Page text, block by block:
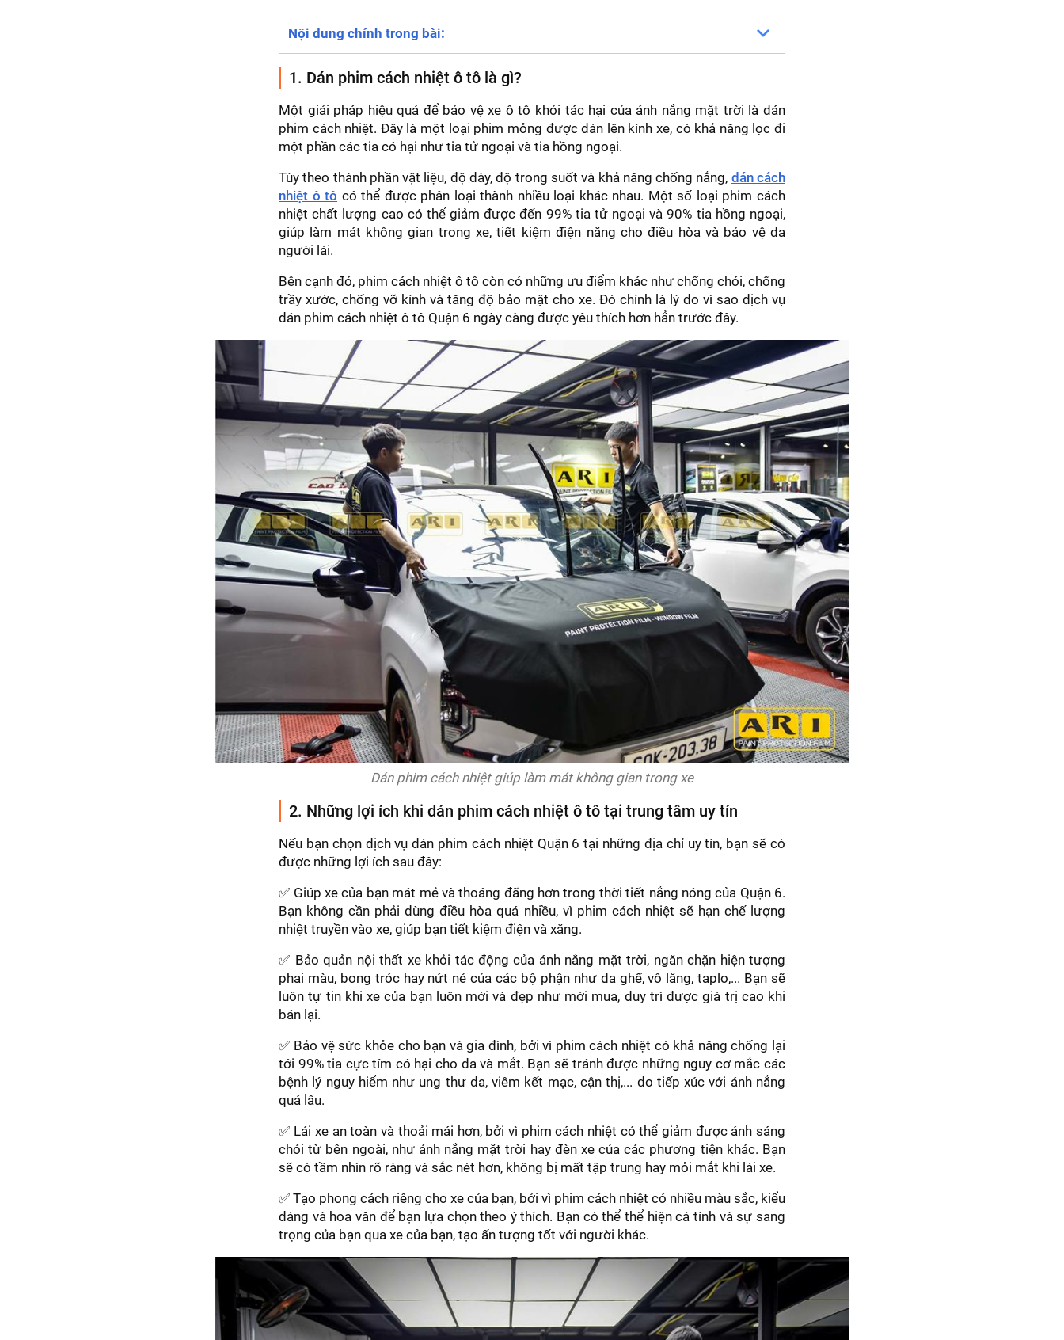
Nội dung chính trong bài:
1. Dán phim cách nhiệt ô tô là gì?
Một giải pháp hiệu quả để bảo vệ xe ô tô khỏi tác hại của ánh nắng mặt trời là dán
phim cách nhiệt. Đây là một loại phim mỏng được dán lên kính xe, có khả năng lọc đi
một phần các tia có hại như tia tử ngoại và tia hồng ngoại.
Tùy theo thành phần vật liệu, độ dày, độ trong suốt và khả năng chống nắng, dán cách
nhiệt ô tô có thể được phân loại thành nhiều loại khác nhau. Một số loại phim cách
nhiệt chất lượng cao có thể giảm được đến 99% tia tử ngoại và 90% tia hồng ngoại,
giúp làm mát không gian trong xe, tiết kiệm điện năng cho điều hòa và bảo vệ da
người lái.
Bên cạnh đó, phim cách nhiệt ô tô còn có những ưu điểm khác như chống chói, chống
trầy xước, chống vỡ kính và tăng độ bảo mật cho xe. Đó chính là lý do vì sao dịch vụ
dán phim cách nhiệt ô tô Quận 6 ngày càng được yêu thích hơn hẳn trước đây.
Dán phim cách nhiệt giúp làm mát không gian trong xe
2. Những lợi ích khi dán phim cách nhiệt ô tô tại trung tâm uy tín
Nếu bạn chọn dịch vụ dán phim cách nhiệt Quận 6 tại những địa chỉ uy tín, bạn sẽ có
được những lợi ích sau đây:
✅ Giúp xe của bạn mát mẻ và thoáng đãng hơn trong thời tiết nắng nóng của Quận 6.
Bạn không cần phải dùng điều hòa quá nhiều, vì phim cách nhiệt sẽ hạn chế lượng
nhiệt truyền vào xe, giúp bạn tiết kiệm điện và xăng.
✅ Bảo quản nội thất xe khỏi tác động của ánh nắng mặt trời, ngăn chặn hiện tượng
phai màu, bong tróc hay nứt nẻ của các bộ phận như da ghế, vô lăng, taplo,... Bạn sẽ
luôn tự tin khi xe của bạn luôn mới và đẹp như mới mua, duy trì được giá trị cao khi
bán lại.
✅ Bảo vệ sức khỏe cho bạn và gia đình, bởi vì phim cách nhiệt có khả năng chống lại
tới 99% tia cực tím có hại cho da và mắt. Bạn sẽ tránh được những nguy cơ mắc các
bệnh lý nguy hiểm như ung thư da, viêm kết mạc, cận thị,... do tiếp xúc với ánh nắng
quá lâu.
✅ Lái xe an toàn và thoải mái hơn, bởi vì phim cách nhiệt có thể giảm được ánh sáng
chói từ bên ngoài, như ánh nắng mặt trời hay đèn xe của các phương tiện khác. Bạn
sẽ có tầm nhìn rõ ràng và sắc nét hơn, không bị mất tập trung hay mỏi mắt khi lái xe.
✅ Tạo phong cách riêng cho xe của bạn, bởi vì phim cách nhiệt có nhiều màu sắc, kiểu
dáng và hoa văn để bạn lựa chọn theo ý thích. Bạn có thể thể hiện cá tính và sự sang
trọng của bạn qua xe của bạn, tạo ấn tượng tốt với người khác.